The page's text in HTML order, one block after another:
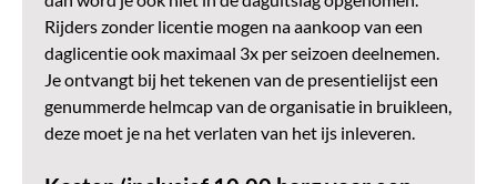
Rijders zonder licentie mogen na aankoop van een
daglicentie ook maximaal 3x per seizoen deelnemen.
Je ontvangt bij het tekenen van de presentielijst een
genummerde helmcap van de organisatie in bruikleen,
deze moet je na het verlaten van het ijs inleveren.